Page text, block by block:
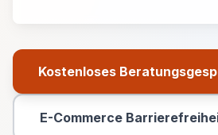
Kostenloses
Primäre
E-Commerce